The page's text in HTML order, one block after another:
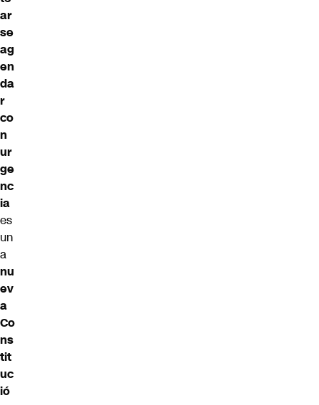
ar
se
ag
en
da
r
co
n
ur
ge
nc
ia
es
un
a
nu
ev
a
Co
ns
tit
uc
ió